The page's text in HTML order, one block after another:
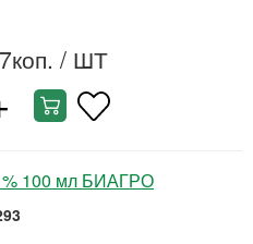
/ ШТ
% 100 мл БИАГРО